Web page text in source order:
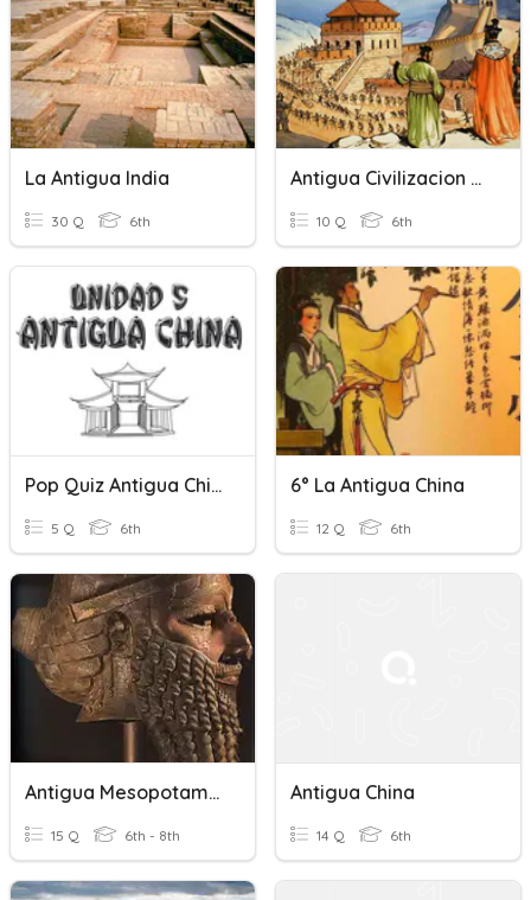
La Antigua India
30 Q 6th
Antigua Civilizacion China
10 Q 6th
Pop Quiz Antigua China
5 Q 6th
6° La Antigua China
12 Q 6th
Antigua Mesopotamia
15 Q 6th - 8th
Antigua China
14 Q 6th